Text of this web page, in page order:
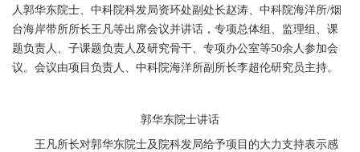
人郭华东院士、中科院科发局资环处副处长赵涛、中科院海洋所/烟
台海岸带所所长王凡等出席会议并讲话，专项总体组、监理组、课
题负责人、子课题负责人及研究骨干、专项办公室等50余人参加会
议。会议由项目负责人、中科院海洋所副所长李超伦研究员主持。
郭华东院士讲话
王凡所长对郭华东院士及院科发局给予项目的大力支持表示感